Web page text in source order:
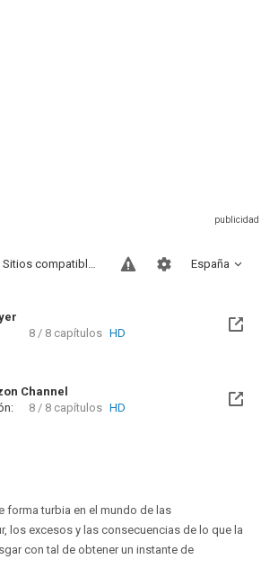
España
Sitios compatibles
8 / 8 capítulos HD
Channel
8 / 8 capítulos HD
forma turbia en el mundo de las
los excesos y las consecuencias de lo que la
con tal de obtener un instante de